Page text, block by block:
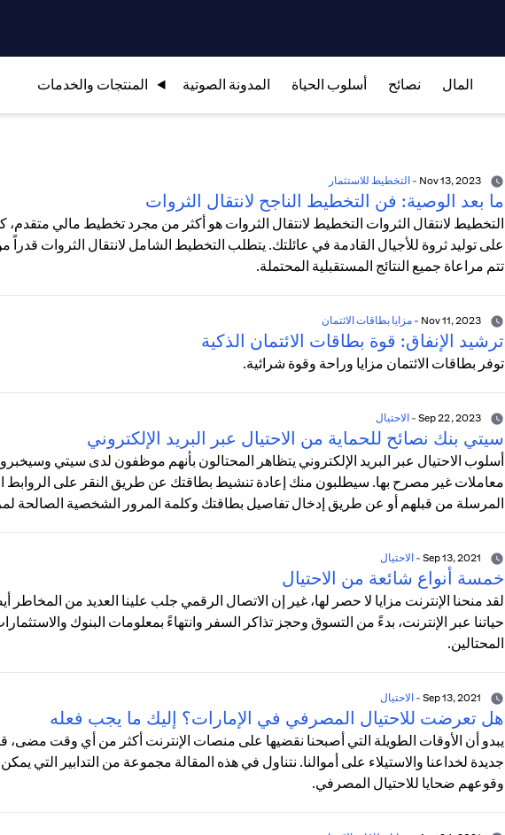
المال نصائح أسلوب الحياة المدونة الصوتية المنتجات والخدمات
Nov 13, 2023
-التخطيط للاستثمار
ما بعد الوصية: فن التخطيط الناجح لانتقال الثروات
التخطيط لانتقال الثروات التخطيط لانتقال الثروات هو أكثر من مجرد تخطيط مالي
على توليد ثروة للأجيال القادمة في عائلتك. يتطلب التخطيط الشامل لانتقال الثروات قدراً
تتم مراعاة جميع النتائج المستقبلية المحتملة.
Nov 11, 2023
-مزايا بطاقات الائتمان
ترشيد الإنفاق: قوة بطاقات الائتمان الذكية
توفر بطاقات الائتمان مزايا وراحة وقوة شرائية.
Sep 22, 2023
-الاحتيال
سيتي بنك نصائح للحماية من الاحتيال عبر البريد الإلكتروني
أسلوب الاحتيال عبر البريد الإلكتروني يتظاهر المحتالون بأنهم موظفون لدى سيتي
معاملات غير مصرح بها. سيطلبون منك إعادة تنشيط بطاقتك عن طريق النقر على الروابط
المرسلة من قبلهم أو عن طريق إدخال تفاصيل بطاقتك وكلمة المرور الشخصية الصالحة
-الاحتيال
خمسة أنواع شائعة من الاحتيال
لقد منحنا الإنترنت مزايا لا حصر لها، غير إن الاتصال الرقمي جلب علينا العديد من
حياتنا عبر الإنترنت، بدءً من التسوق وحجز تذاكر السفر وانتهاءً بمعلومات البنوك
المحتالين.
-الاحتيال
هل تعرضت للاحتيال المصرفي في الإمارات؟ إليك ما يجب فعله
يبدو أن الأوقات الطويلة التي أصبحنا نقضيها على منصات الإنترنت أكثر من أي وقت
جديدة لخداعنا والاستيلاء على أموالنا. نتناول في هذه المقالة مجموعة من التدابير التي
وقوعهم ضحايا للاحتيال المصرفي.